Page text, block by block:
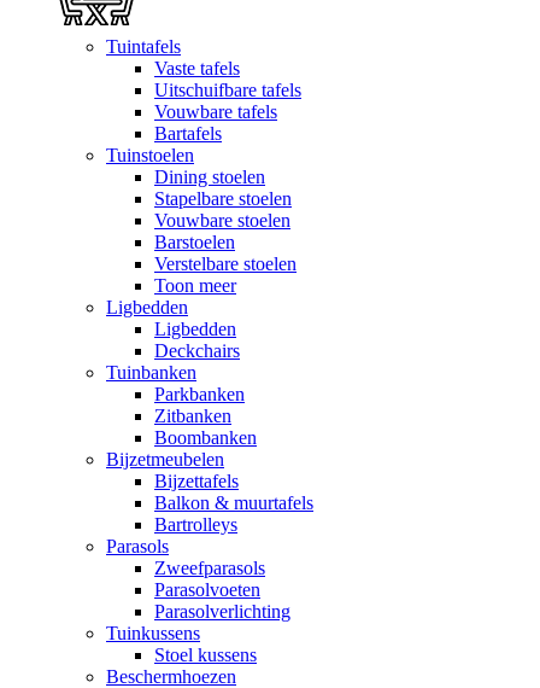
Tuintafels
Vaste tafels
Uitschuifbare tafels
Vouwbare tafels
Bartafels
Tuinstoelen
Dining stoelen
Stapelbare stoelen
Vouwbare stoelen
Barstoelen
Verstelbare stoelen
Toon meer
Ligbedden
Ligbedden
Deckchairs
Tuinbanken
Parkbanken
Zitbanken
Boombanken
Bijzetmeubelen
Bijzettafels
Balkon & muurtafels
Bartrolleys
Parasols
Zweefparasols
Parasolvoeten
Parasolverlichting
Tuinkussens
Stoel kussens
Beschermhoezen